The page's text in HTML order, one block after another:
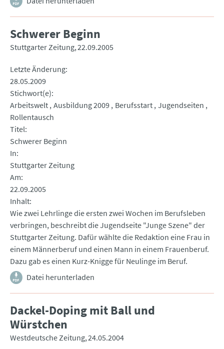
Schwerer Beginn
Stuttgarter Zeitung 22.09.2005
Letzte Änderung
28.05.2009
Stichwort(e)
Arbeitswelt Ausbildung 2009 Berufsstart Jugendseiten
Rollentausch
Titel
Schwerer Beginn
In
Stuttgarter Zeitung
Am
22.09.2005
Inhalt
Wie zwei Lehrlinge die ersten zwei Wochen im Berufsleben
verbringen, beschreibt die Jugendseite "Junge Szene" der
Stuttgarter Zeitung. Dafür wählte die Redaktion eine Frau in
einem Männerberuf und einen Mann in einem Frauenberuf.
Dazu gab es einen Kurz-Knigge für Neulinge im Beruf.
Datei herunterladen
Dackel-Doping mit Ball und
Würstchen
Westdeutsche Zeitung 24.05.2004